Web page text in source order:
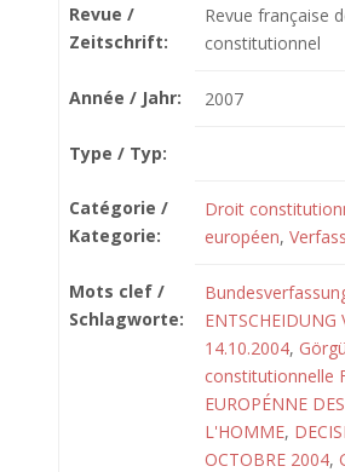
Revue /
Zeitschrift:
Revue française
constitutionnel
Année / Jahr: 2007
Type / Typ:
Catégorie /
Kategorie:
Droit
européen,
Mots clef /
Schlagworte:
ENTSCHEIDUNG
14.10.2004,
constitutionnelle
EUROPÉNNE
L'HOMME,
OCTOBRE 2004,